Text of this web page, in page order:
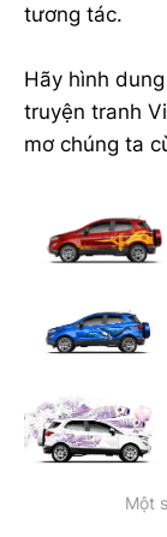
tương tác.
Hãy hình
truyện tranh
mơ chúng ta
Một